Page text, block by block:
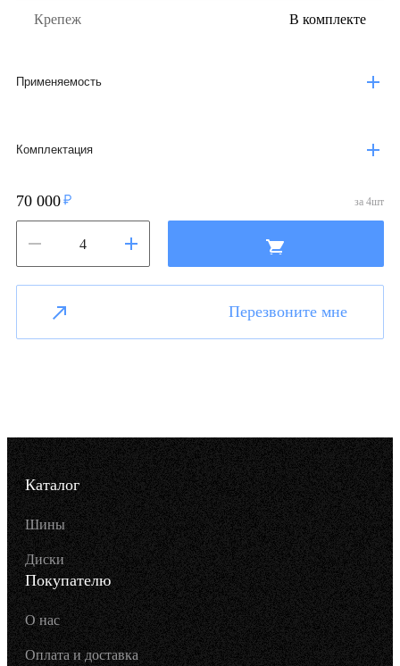
Крепеж В комплекте
Применяемость
Комплектация
70 000 за 4шт
Перезвоните мне
Каталог
Шины
Диски
Покупателю
О нас
Оплата и доставка